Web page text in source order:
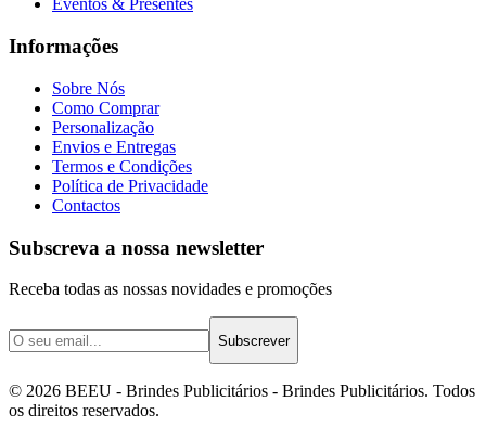
Eventos & Presentes
Informações
Sobre Nós
Como Comprar
Personalização
Envios e Entregas
Termos e Condições
Política de Privacidade
Contactos
Subscreva a nossa newsletter
Receba todas as nossas novidades e promoções
Subscrever
© 2026 BEEU - Brindes Publicitários - Brindes Publicitários. Todos
os direitos reservados.